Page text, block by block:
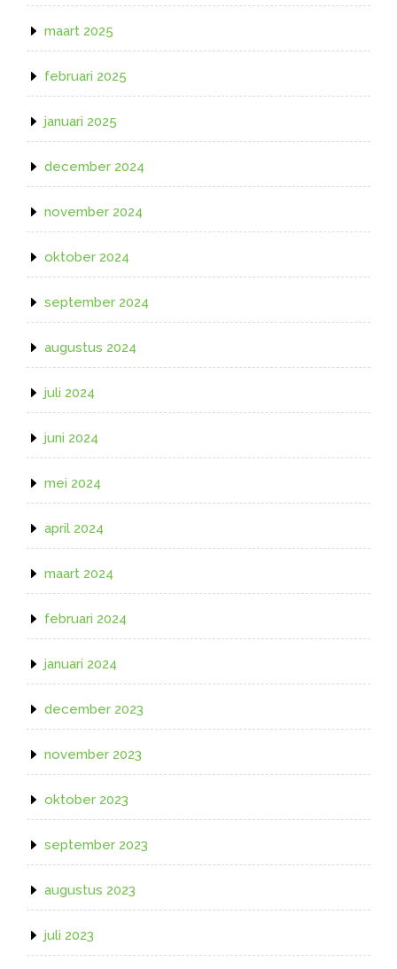
maart 2025
februari 2025
januari 2025
december 2024
november 2024
oktober 2024
september 2024
augustus 2024
juli 2024
juni 2024
mei 2024
april 2024
maart 2024
februari 2024
januari 2024
december 2023
november 2023
oktober 2023
september 2023
augustus 2023
juli 2023